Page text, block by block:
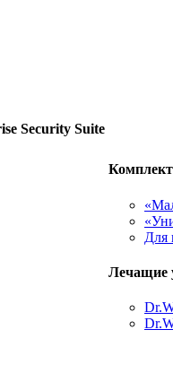
Security Suite
Для
Лечащие